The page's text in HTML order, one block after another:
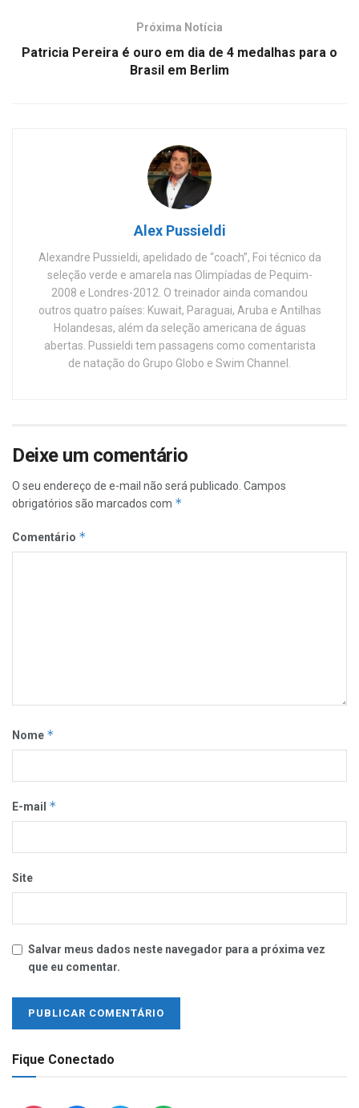
Próxima Notícia
Patricia Pereira é ouro em dia de 4 medalhas para o
Brasil em Berlim
Alex Pussieldi
Alexandre Pussieldi, apelidado de “coach”, Foi técnico da
seleção verde e amarela nas Olimpíadas de Pequim-
2008 e Londres-2012. O treinador ainda comandou
outros quatro países: Kuwait, Paraguai, Aruba e Antilhas
Holandesas, além da seleção americana de águas
abertas. Pussieldi tem passagens como comentarista
de natação do Grupo Globo e Swim Channel.
Deixe um comentário
O seu endereço de e-mail não será publicado. Campos
obrigatórios são marcados com *
Comentário *
Nome *
E-mail *
Site
Salvar meus dados neste navegador para a próxima vez
que eu comentar.
Fique Conectado